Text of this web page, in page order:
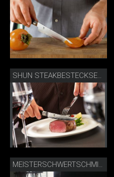
SHUN STEAKBESTECKSET DMS-0907
MEISTERSCHWERTSCHMIED FUJIWARA KANEFUSA